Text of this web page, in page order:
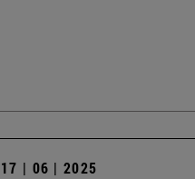
17 | 06 | 2025